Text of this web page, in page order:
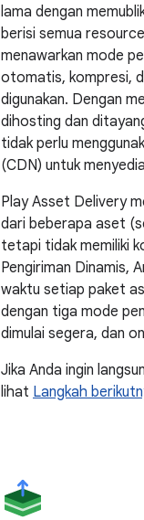
lama dengan
berisi semua
menawarkan mode
otomatis, kompresi,
digunakan. Dengan
dihosting dan
tidak perlu
(CDN) untuk
Play Asset Delivery
dari beberapa aset
tetapi tidak memiliki
Pengiriman Dinamis,
waktu setiap paket
dengan tiga mode
dimulai segera, dan
Jika Anda ingin
lihat Langkah